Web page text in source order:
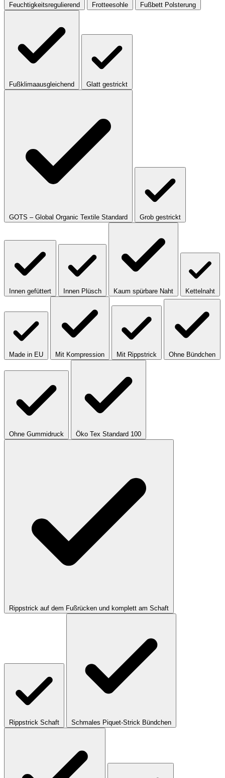
Feuchtigkeitsregulierend Frotteesohle Fußbett Polsterung
Fußklimaausgleichend Glatt gestrickt
GOTS – Global Organic Textile Standard Grob gestrickt
Innen gefüttert Innen Plüsch Kaum spürbare Naht Kettelnaht
Made in EU Mit Kompression Mit Rippstrick Ohne Bündchen
Ohne Gummidruck Öko Tex Standard 100
Rippstrick auf dem Fußrücken und komplett am Schaft
Rippstrick Schaft Schmales Piquet-Strick Bündchen